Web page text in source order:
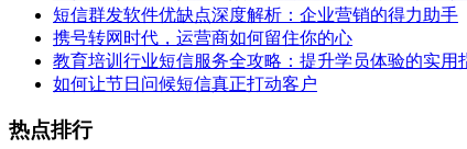
短信群发软件优缺点深度解析：企业营销的得力助手
携号转网时代，运营商如何留住你的心
教育培训行业短信服务全攻略：提升学员体验的实用
如何让节日问候短信真正打动客户
热点排行